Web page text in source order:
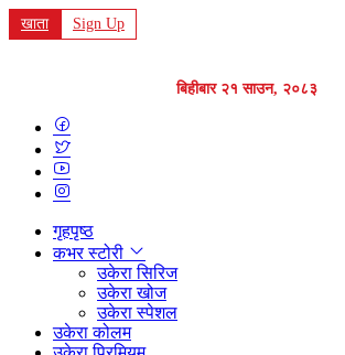
खाता Sign Up
बिहीबार २१ साउन, २०८३
गृहपृष्ठ
कभर स्टोरी
उकेरा सिरिज
उकेरा खोज
उकेरा स्पेशल
उकेरा कोलम